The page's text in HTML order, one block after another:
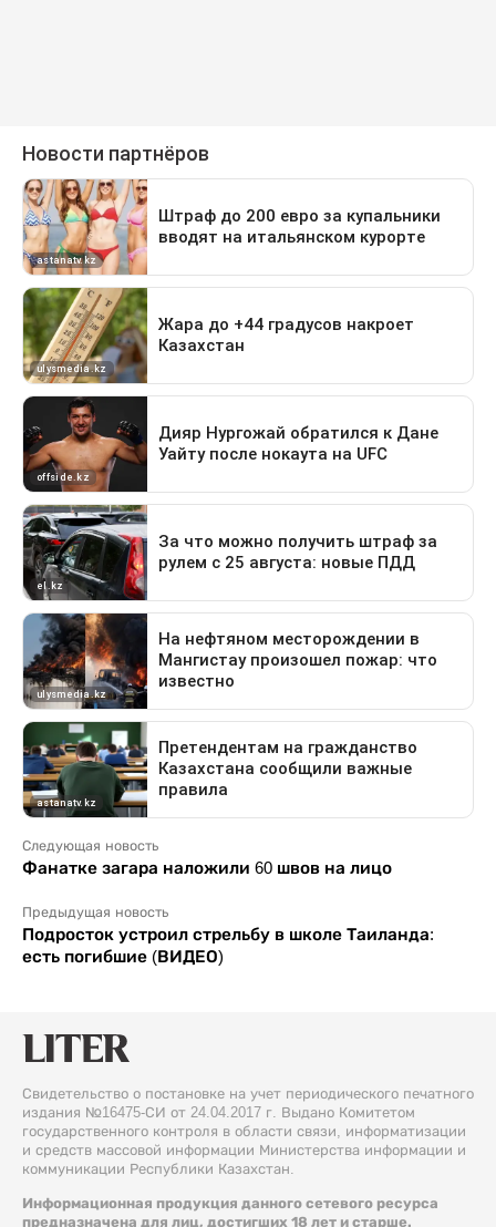
Следующая новость
Фанатке загара наложили 60 швов на лицо
Предыдущая новость
Подросток устроил стрельбу в школе Таиланда:
есть погибшие (ВИДЕО)
Свидетельство о постановке на учет периодического печатного
издания №16475-СИ от 24.04.2017 г. Выдано Комитетом
государственного контроля в области связи, информатизации
и средств массовой информации Министерства информации и
коммуникации Республики Казахстан.
Информационная продукция данного сетевого ресурса
предназначена для лиц, достигших 18 лет и старше.